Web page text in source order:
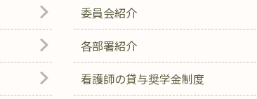
委員会紹介
各部署紹介
看護師の貸与奨学金制度